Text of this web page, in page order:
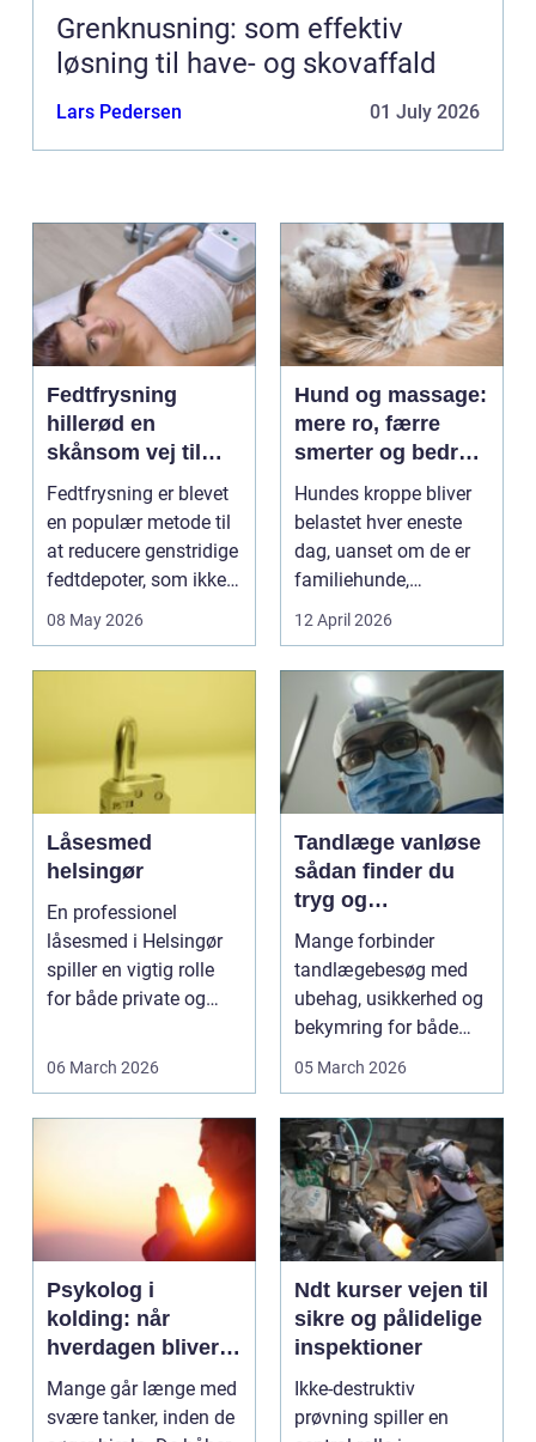
Grenknusning: som effektiv
løsning til have- og skovaffald
Lars Pedersen 01 July 2026
Fedtfrysning
hillerød en
skånsom vej til
reduktion af lokale
fedtdepoter
Fedtfrysning er blevet
en populær metode til
at reducere genstridige
fedtdepoter, som ikke
reagerer ...
08 May 2026
Hund og massage:
mere ro, færre
smerter og bedre
bevægelse
Hundes kroppe bliver
belastet hver eneste
dag, uanset om de er
familiehunde,
jagthunde,
konkurrenceh...
12 April 2026
Låsesmed
helsingør
En professionel
låsesmed i Helsingør
spiller en vigtig rolle
for både private og
06 March 2026
Tandlæge vanløse
sådan finder du
tryg og
professionel
tandpleje
Mange forbinder
tandlægebesøg med
ubehag, usikkerhed og
bekymring for både
smerter og pris.
05 March 2026
Psykolog i
kolding: når
hverdagen bliver
for tung at bære
alene
Mange går længe med
svære tanker, inden de
Ndt kurser vejen til
sikre og pålidelige
inspektioner
Ikke-destruktiv
prøvning spiller en